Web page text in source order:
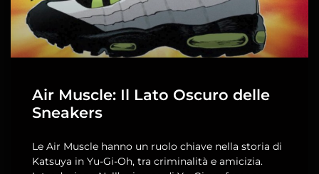
Air Muscle: Il Lato Oscuro delle
Sneakers
Le Air Muscle hanno un ruolo chiave nella storia di
Katsuya in Yu-Gi-Oh, tra criminalità e amicizia.